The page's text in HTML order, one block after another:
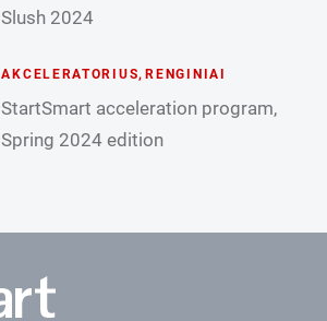
Slush 2024
AKCELERATORIUS,RENGINIAI
StartSmart acceleration program,
Spring 2024 edition